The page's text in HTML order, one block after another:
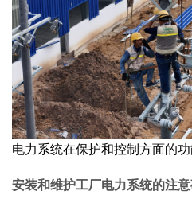
电力系统在保护和控制方面的功
安装和维护工厂电力系统的注